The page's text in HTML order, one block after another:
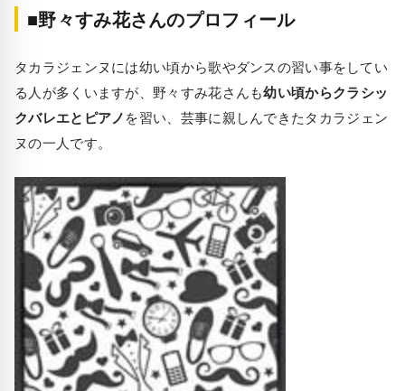
■野々すみ花さんのプロフィール
タカラジェンヌには幼い頃から歌やダンスの習い事をしてい
る人が多くいますが、野々すみ花さんも幼い頃からクラシッ
クバレエとピアノ を習い、芸事に親しんできたタカラジェン
ヌの一人です。